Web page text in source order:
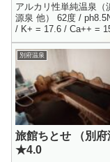
アルカリ性単純温泉（
源泉 他） 62度 /
/ K+ = 17.6 / Ca++ =
140 / So4-- = 52.6...
別府温泉
旅館ちとせ （別府
★4.0